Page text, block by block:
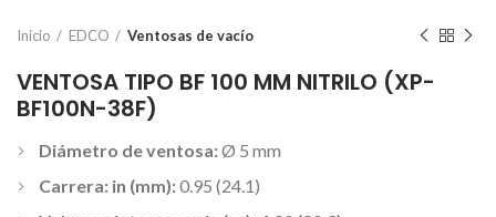
Inicio EDCO Ventosas de vacío
VENTOSA TIPO BF 100 MM NITRILO (XP-
BF100N-38F)
Diámetro de ventosa:Ø 5 mm
Carrera: in (mm):0.95 (24.1)